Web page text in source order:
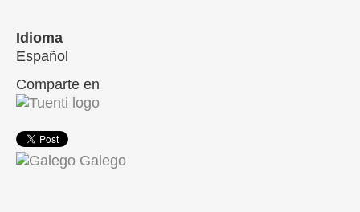
Idioma
Español
Comparte en
Galego